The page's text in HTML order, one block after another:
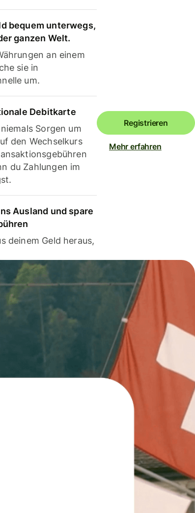
bequem unterwegs,
ganzen Welt.
an einem
sie in
um.
Debitkarte
Sorgen um
den Wechselkurs
du Zahlungen im
Ausland und spare
deinem Geld heraus,
Registrieren
Mehr erfahren